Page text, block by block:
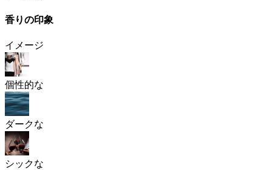
香りの印象
イメージ
個性的な
ダークな
シックな